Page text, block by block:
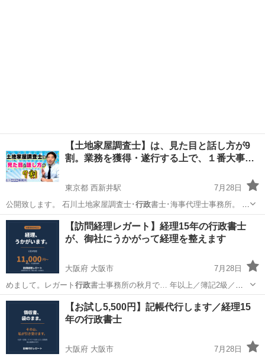
【土地家屋調査士】は、見た目と話し方が9
割。業務を獲得・遂行する上で、１番大事…
東京都 西新井駅
7月28日
公開致します。 石川土地家屋調査士･ 行政書士･海事代理士事務所。 業
務を…
東京 足立区 西新井駅 その他 YouTube
【訪問経理レガート】経理15年の行政書士
が、御社にうかがって経理を整えます
大阪府 大阪市
7月28日
めまして。レガート 行政書士事務所の秋月で… 年以上／簿記2級／
政書士 現在も複数… ご説明します ・行政書士として守秘義務…
大阪 大阪市 その他
【お試し5,500円】記帳代行します／経理15
年の行政書士
大阪府 大阪市
7月28日